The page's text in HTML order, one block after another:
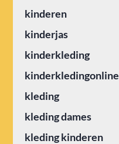
kinderen
kinderjas
kinderkleding
kinderkledingonline
kleding
kleding dames
kleding kinderen